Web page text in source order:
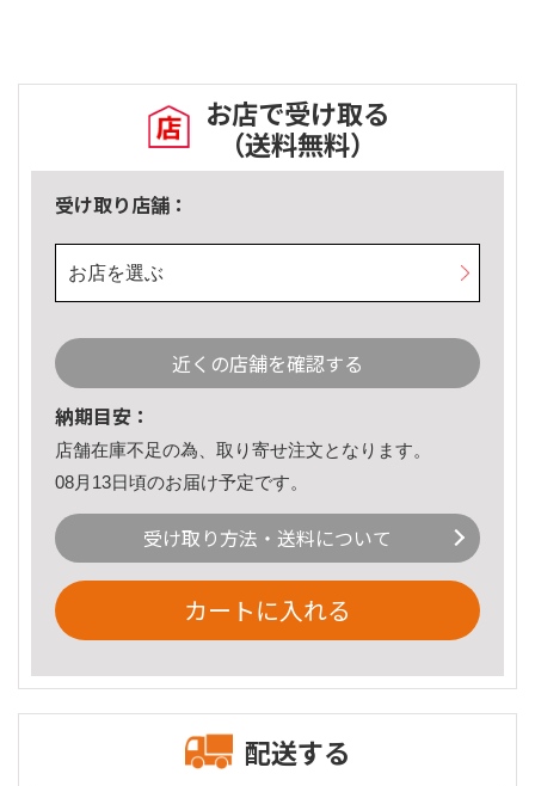
お店で受け取る
（送料無料）
受け取り店舗：
お店を選ぶ
近くの店舗を確認する
納期目安：
店舗在庫不足の為、取り寄せ注文となります。
08月13日頃のお届け予定です。
受け取り方法・送料について
カートに入れる
配送する